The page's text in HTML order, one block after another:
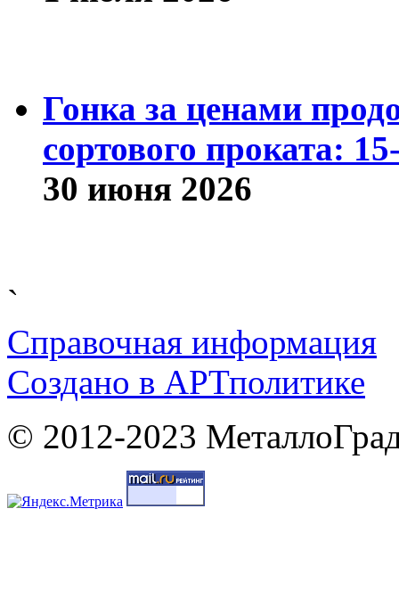
Гонка за ценами
сортового проката:
30 июня 2026
`
Справочная информация
Cоздано в АРТполитике
© 2012-2023